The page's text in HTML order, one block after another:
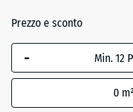
Atlantico
Prezzo e sconto
-
0 m²